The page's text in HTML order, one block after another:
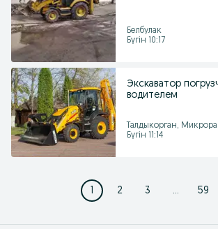
Белбулак
Бүгін 10:17
Экскаватор
водителем
Талдыкорган,
Бүгін 11:14
1 2 3 ... 59